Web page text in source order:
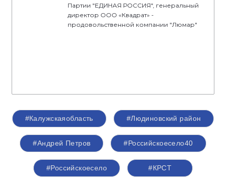
Партии "ЕДИНАЯ РОССИЯ", генеральный
директор ООО «Квадрат» -
продовольственной компании "Люмар"
#Калужскаяобласть #Людиновский район
#Андрей Петров #Российскоесело40
#Российскоесело #КРСТ